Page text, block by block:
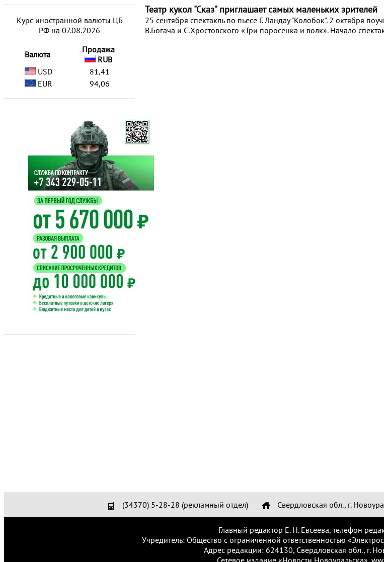
Курс иностранной валюты ЦБ
РФ на 07.08.2026
Валюта
Продажа
RUB
USD
81,41
EUR
94,06
Театр кукол "Сказ" приглашает самых маленьких зрителей
25 сентября спектакль по пьесе Г. Ландау "Колобок". 2 октября
В.Богача и С.Хростовского «Три поросенка и волк». Начало
(34370) 5-28-28 (рекламный отдел) Свердловская обл., г.
Главный редактор Е. Н. Евсеева, телефон
Учредитель: Общество с ограниченной ответственностью
Адрес редакции: 624130, Свердловская обл., г.